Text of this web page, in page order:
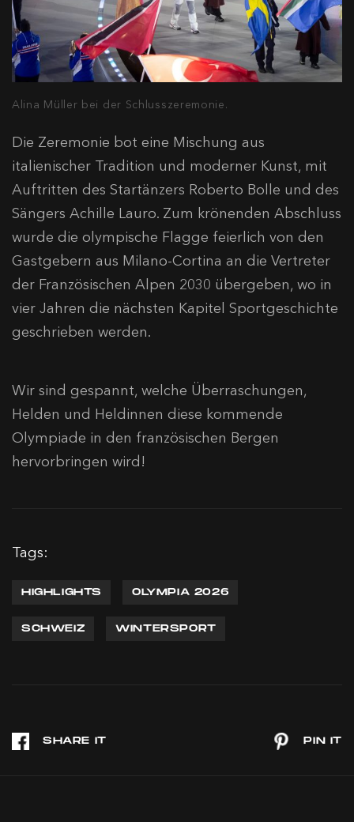
Alina Müller bei der Schlusszeremonie.
Die Zeremonie bot eine Mischung aus
italienischer Tradition und moderner Kunst, mit
Auftritten des Startänzers Roberto Bolle und des
Sängers Achille Lauro. Zum krönenden Abschluss
wurde die olympische Flagge feierlich von den
Gastgebern aus Milano-Cortina an die Vertreter
der Französischen Alpen 2030 übergeben, wo in
vier Jahren die nächsten Kapitel Sportgeschichte
geschrieben werden.
Wir sind gespannt, welche Überraschungen,
Helden und Heldinnen diese kommende
Olympiade in den französischen Bergen
hervorbringen wird!
Tags:
HIGHLIGHTS OLYMPIA 2026
SCHWEIZ WINTERSPORT